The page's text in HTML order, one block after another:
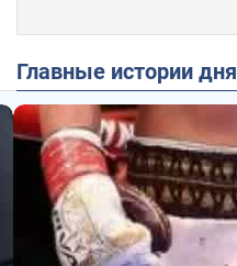
Главные истории дня